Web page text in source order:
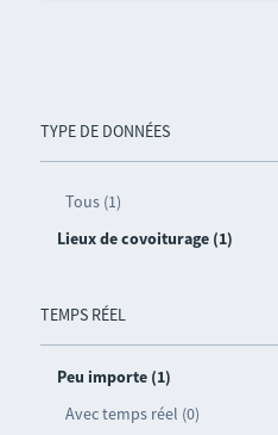
TYPE DE DONNÉES
Tous (1)
Lieux de covoiturage (1)
TEMPS RÉEL
Peu importe (1)
Avec temps réel (0)